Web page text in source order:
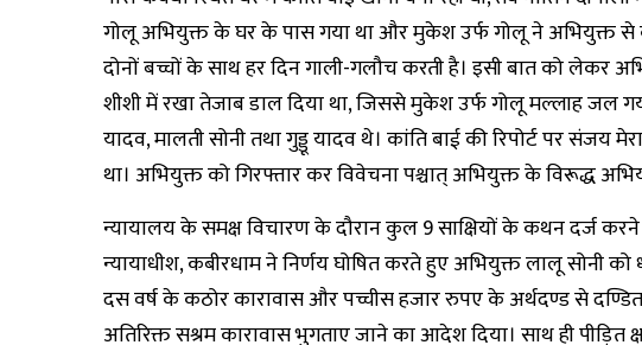
गोलू अभियुक्त के घर के पास गया था और मुकेश उर्फ गोलू ने अभियुक्त से
दोनों बच्चों के साथ हर दिन गाली-गलौच करती है। इसी बात को लेकर
शीशी में रखा तेजाब डाल दिया था, जिससे मुकेश उर्फ गोलू मल्लाह जल
यादव, मालती सोनी तथा गुड्डू यादव थे। कांति बाई की रिपोर्ट पर संजय
था। अभियुक्त को गिरफ्तार कर विवेचना पश्चात् अभियुक्त के विरूद्ध
न्यायालय के समक्ष विचारण के दौरान कुल 9 साक्षियों के कथन दर्ज करने
न्यायाधीश, कबीरधाम ने निर्णय घोषित करते हुए अभियुक्त लालू सोनी
दस वर्ष के कठोर कारावास और पच्चीस हजार रुपए के अर्थदण्ड से
अतिरिक्त सश्रम कारावास भुगताए जाने का आदेश दिया। साथ ही पीड़ित